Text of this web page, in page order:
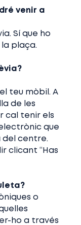
venir a
Sí que ho
plaça.
teu mòbil. A
de les
cal tenir els
que
del centre.
clicant “Has
o
ho a través